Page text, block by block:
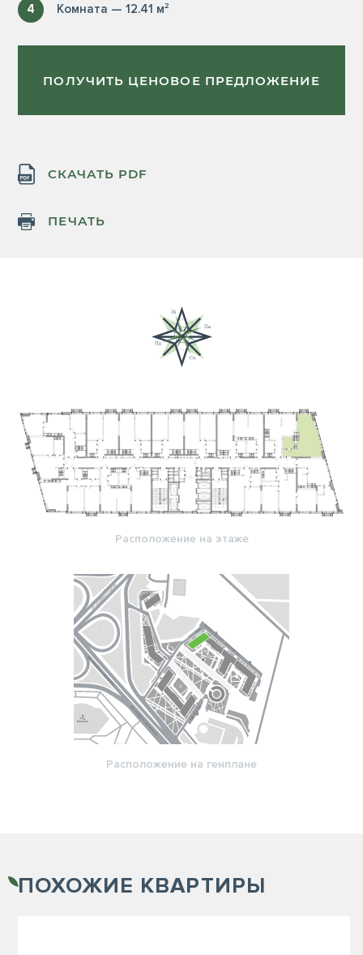
4 Комната — 12.41 м²
ПОЛУЧИТЬ ЦЕНОВОЕ ПРЕДЛОЖЕНИЕ
СКАЧАТЬ PDF
ПЕЧАТЬ
Расположение на этаже
Расположение на генплане
ПОХОЖИЕ КВАРТИРЫ